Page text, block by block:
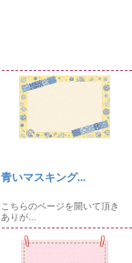
青いマスキング...
こちらのページを開いて頂き
ありが...